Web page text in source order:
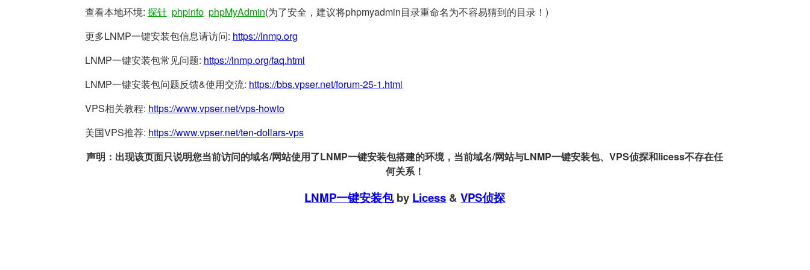
查看本地环境: 探针 phpinfo phpMyAdmin(为了安全，建议将phpmyadmin目录重命名为不容易猜到的目录！)
更多LNMP一键安装包信息请访问: https://lnmp.org
LNMP一键安装包常见问题: https://lnmp.org/faq.html
LNMP一键安装包问题反馈&使用交流: https://bbs.vpser.net/forum-25-1.html
VPS相关教程: https://www.vpser.net/vps-howto
美国VPS推荐: https://www.vpser.net/ten-dollars-vps
声明：出现该页面只说明您当前访问的域名/网站使用了LNMP一键安装包搭建的环境，当前域名/网站与LNMP一键安装包、VPS侦探和licess不存在任
何关系！
LNMP一键安装包by Licess &VPS侦探